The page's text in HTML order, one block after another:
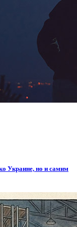
Украине, но и самим